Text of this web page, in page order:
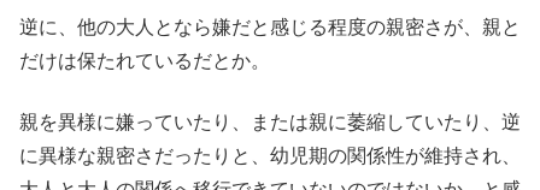
逆に、他の大人となら嫌だと感じる程度の親密さが、親と
だけは保たれているだとか。
親を異様に嫌っていたり、または親に萎縮していたり、逆
に異様な親密さだったりと、幼児期の関係性が維持され、